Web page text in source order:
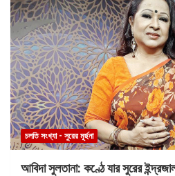
চলতি সংখ্যা - সুরের মূর্ছনা
আবিদা সুলতানা: কণ্ঠে যার সুরের